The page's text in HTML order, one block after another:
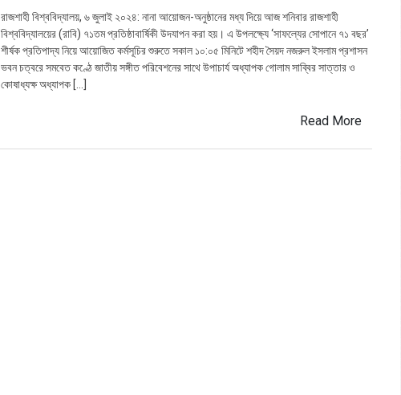
রাজশাহী বিশ্ববিদ্যালয়, ৬ জুলাই ২০২৪: নানা আয়োজন-অনুষ্ঠানের মধ্য দিয়ে আজ শনিবার রাজশাহী
বিশ্ববিদ্যালয়ের (রাবি) ৭১তম প্রতিষ্ঠাবার্ষিকী উদযাপন করা হয়। এ উপলক্ষ্যে ‘সাফল্যের সোপানে ৭১ বছর’
শীর্ষক প্রতিপাদ্য নিয়ে আয়োজিত কর্মসূচির শুরুতে সকাল ১০:০৫ মিনিটে শহীদ সৈয়দ নজরুল ইসলাম প্রশাসন
ভবন চত্বরে সমবেত কণ্ঠে জাতীয় সঙ্গীত পরিবেশনের সাথে উপাচার্য অধ্যাপক গোলাম সাব্বির সাত্তার ও
কোষাধ্যক্ষ অধ্যাপক […]
Read More